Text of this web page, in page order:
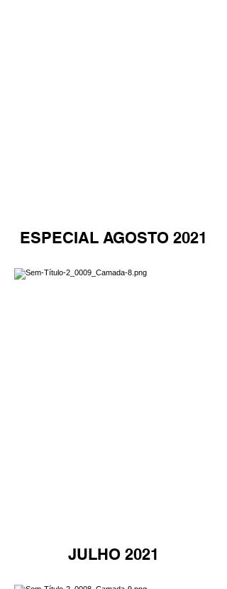
ESPECIAL AGOSTO 2021
JULHO 2021